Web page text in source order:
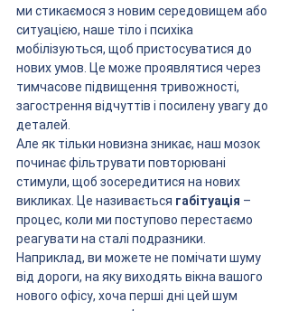
ми стикаємося з новим середовищем або
ситуацією, наше тіло і психіка
мобілізуються, щоб пристосуватися до
нових умов. Це може проявлятися через
тимчасове підвищення тривожності,
загострення відчуттів і посилену увагу до
деталей.
Але як тільки новизна зникає, наш мозок
починає фільтрувати повторювані
стимули, щоб зосередитися на нових
викликах. Це називається габітуація –
процес, коли ми поступово перестаємо
реагувати на сталі подразники.
Наприклад, ви можете не помічати шуму
від дороги, на яку виходять вікна вашого
нового офісу, хоча перші дні цей шум